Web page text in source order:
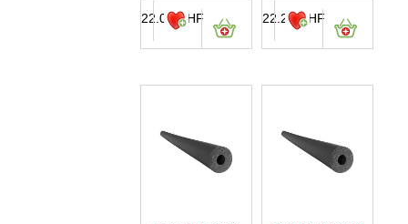
22.05CHF 22.25CHF